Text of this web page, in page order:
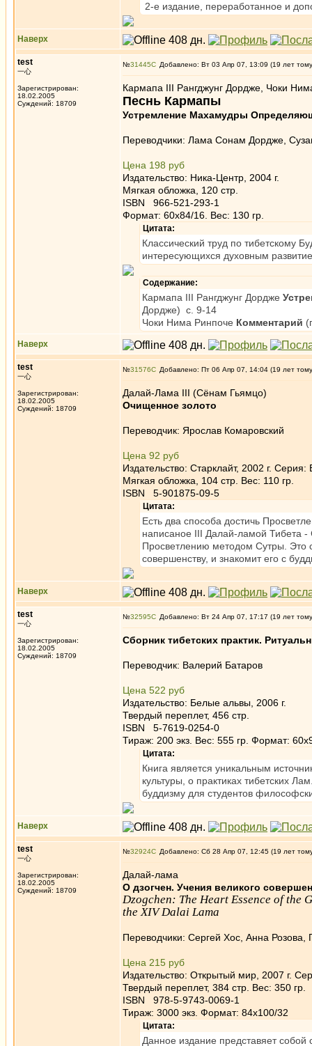
2-е издание, переработанное и
Наверх
test
一心
Зарегистрирован:
18.02.2005
Суждений: 18709
№31445 Добавлено: Вт 03 Апр 07, 13:09 (19 лет
Кармапа III Рангджунг Дордже, Чоки
Песнь Кармапы
Устремление Махамудры
Переводчики: Лама Сонам Дордже,
Цена 198 руб
Издательство: Ника-Центр, 2004 г.
Мягкая обложка, 120 стр.
ISBN 966-521-293-1
Формат: 60x84/16. Вес: 130 гр.
Цитата:
Классический труд по тибетскому
интересующихся духовным
Содержание:
Кармапа III Рангджунг Дордже
Дордже) c. 9-14
Чоки Нима Ринпоче Комментарий
Наверх
test
一心
Зарегистрирован:
18.02.2005
Суждений: 18709
№31576 Добавлено: Пт 06 Апр 07, 14:04 (19 лет
Далай-Лама III (Cёнам Гьямцо)
Очищенное золото
Переводчик: Ярослав Комаровский
Цена 92 руб
Издательство: Старклайт, 2002 г. Серия:
Мягкая обложка, 104 стр. Вес: 110 гр.
ISBN 5-901875-09-5
Цитата:
Есть два способа достичь
написаное III Далай-ламой Тибета -
Просветлению методом Сутры. Это
совершенству, и знакомит его с
Наверх
test
一心
Зарегистрирован:
18.02.2005
Суждений: 18709
№32595 Добавлено: Вт 24 Апр 07, 17:17 (19 лет
Сборник тибетских практик.
Переводчик: Валерий Батаров
Цена 522 руб
Издательство: Белые альвы, 2006 г.
Твердый переплет, 456 стр.
ISBN 5-7619-0254-0
Тираж: 200 экз. Вес: 555 гр. Формат:
Цитата:
Книга является уникальным
культуры, о практиках тибетских
буддизму для студентов
Наверх
test
一心
Зарегистрирован:
18.02.2005
Суждений: 18709
№32924 Добавлено: Сб 28 Апр 07, 12:45 (19 лет
Далай-лама
О дзогчен. Учения великого
Dzogchen: The Heart Essence of the
the XIV Dalai Lama
Переводчики: Сергей Хос, Анна
Цена 215 руб
Издательство: Открытый мир, 2007 г.
Твердый переплет, 384 стр. Вес: 350 гр.
ISBN 978-5-9743-0069-1
Тираж: 3000 экз. Формат: 84x100/32
Цитата:
Данное издание представяет